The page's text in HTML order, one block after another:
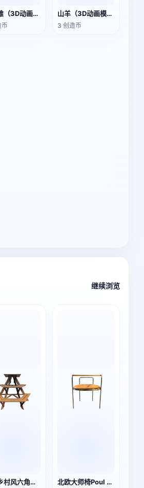
环颈雉（3D动画模型） 山羊（3D动画模型）
3 创造币
继续浏览
美式乡村风六角多层木质花架 3D模型 北欧大师椅Poul Kjærholm PK12 钢管扶手椅3D模型